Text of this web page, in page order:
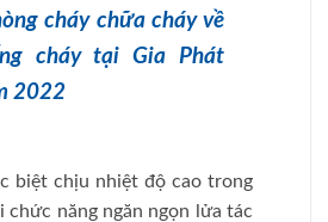
cháy chữa cháy về
cháy tại Gia Phát
2022
biệt chịu nhiệt độ cao trong
chức năng ngăn ngọn lửa tác